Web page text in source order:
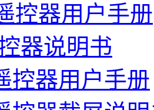
控器用户手册
器说明书
控器用户手册